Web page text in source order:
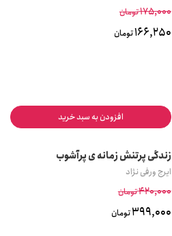
175,000تومان
166,250تومان
افزودن به سبد خرید
زندگی پرتنش زمانه ی پرآشوب
ایرج ورفی نژاد
420,000تومان
399,000تومان